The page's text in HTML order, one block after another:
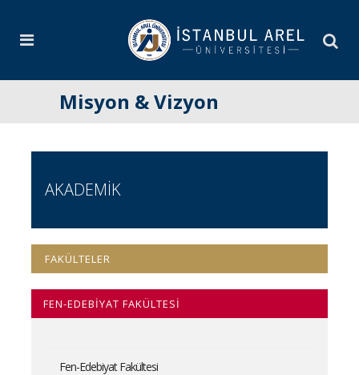
Misyon & Vizyon
AKADEMİK
FAKÜLTELER
FEN-EDEBİYAT FAKÜLTESİ
Fen-Edebiyat Fakültesi